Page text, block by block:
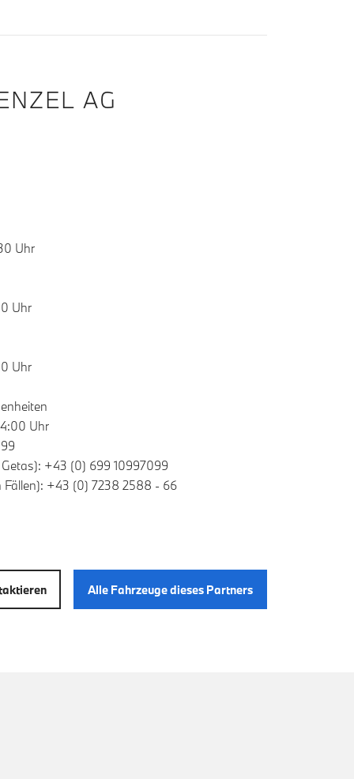
AG
Uhr
Uhr
Uhr
Uhr
+43 (0) 699 10997099
Fällen): +43 (0) 7238 2588 - 66
Alle Fahrzeuge dieses Partners